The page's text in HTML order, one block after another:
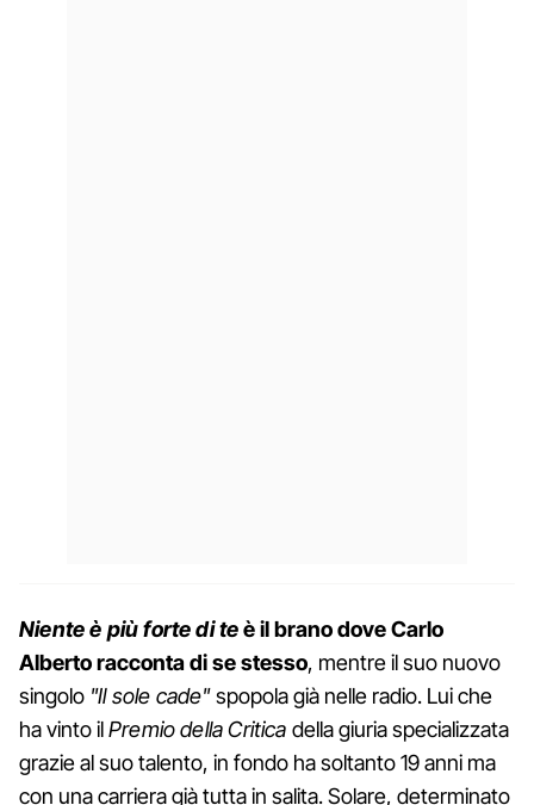
Niente è più forte di teè il brano dove Carlo
Alberto racconta di se stesso, mentre il suo nuovo
singolo "Il sole cade"spopola già nelle radio. Lui che
ha vinto ilPremio della Critica della giuria specializzata
grazie al suo talento, in fondo ha soltanto 19 anni ma
con una carriera già tutta in salita. Solare, determinato